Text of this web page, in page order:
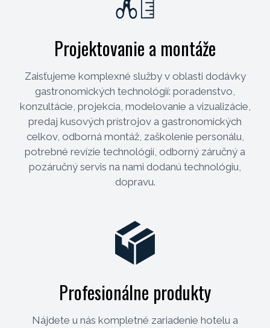
Projektovanie a montáže
Zaisťujeme komplexné služby v oblasti dodávky
gastronomických technológií: poradenstvo,
konzultácie, projekcia, modelovanie a vizualizácie,
predaj kusových prístrojov a gastronomických
celkov, odborná montáž, zaškolenie personálu,
potrebné revízie technológií, odborný záručný a
pozáručný servis na nami dodanú technológiu,
dopravu.
Profesionálne produkty
Nájdete u nás kompletné zariadenie hotelu a